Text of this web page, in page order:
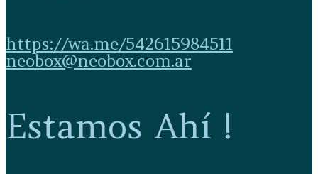
https://wa.me/542615984511
neobox@neobox.com.ar
Estamos Ahí !